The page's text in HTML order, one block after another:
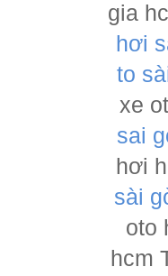
gia
hơi
to
xe
sai
hơi
sài
oto
hcm